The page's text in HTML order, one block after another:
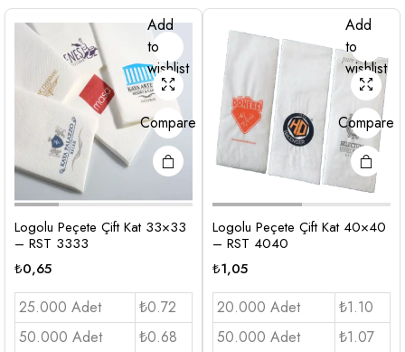
Add
to
wishlist
Compare
Logolu Peçete Çift Kat 33×33
– RST 3333
₺0,65
25.000 Adet
₺0.72
50.000 Adet
₺0.68
Add
to
wishlist
Compare
Logolu Peçete Çift Kat 40×40
– RST 4040
₺1,05
20.000 Adet
₺1.10
50.000 Adet
₺1.07